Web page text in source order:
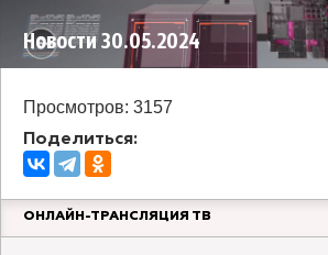
Новости 30.05.2024
Просмотров: 3157
Поделиться:
ОНЛАЙН-ТРАНСЛЯЦИЯ ТВ